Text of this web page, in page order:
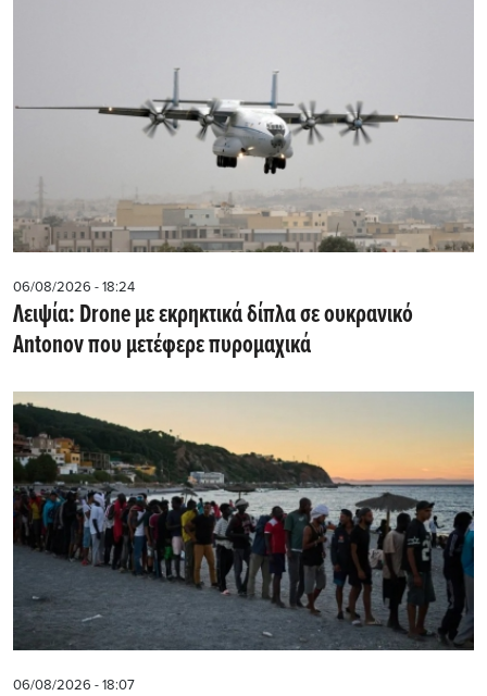
06/08/2026 - 18:24
Λειψία: Drone με εκρηκτικά δίπλα σε ουκρανικό
Antonov που μετέφερε πυρομαχικά
06/08/2026 - 18:07